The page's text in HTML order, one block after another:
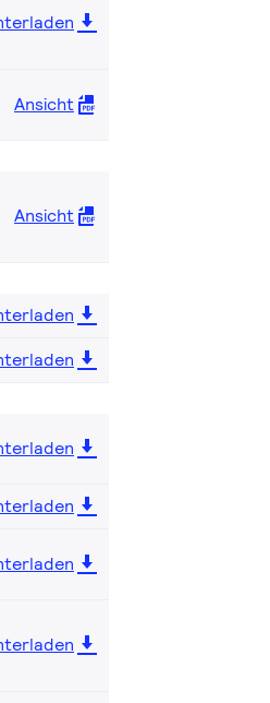
Ansicht
Ansicht